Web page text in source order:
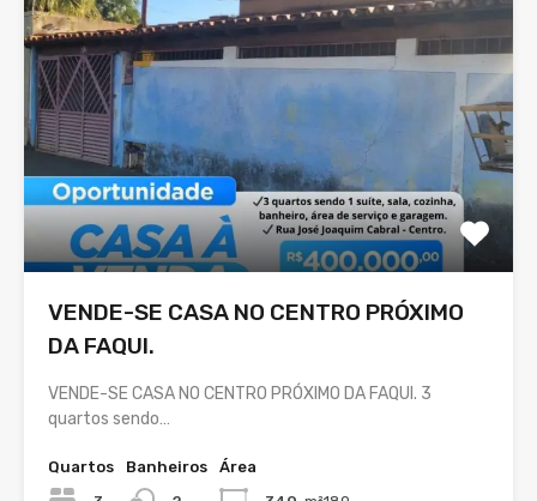
VENDE-SE CASA NO CENTRO PRÓXIMO
DA FAQUI.
VENDE-SE CASA NO CENTRO PRÓXIMO DA FAQUI. 3
quartos sendo…
Quartos
Banheiros
Área